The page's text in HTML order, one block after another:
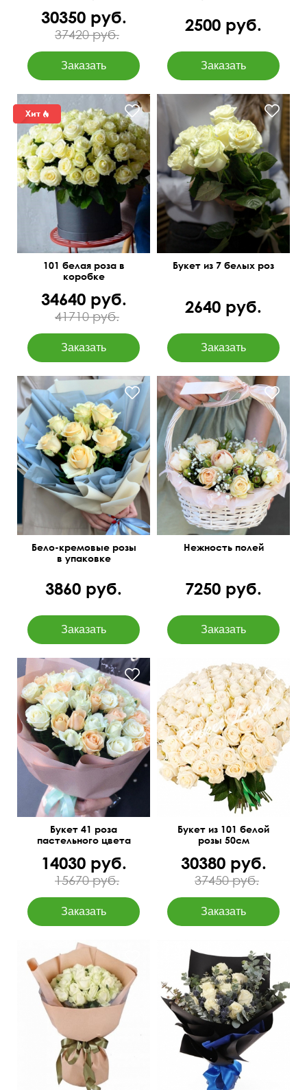
30350 руб.
37420 руб. 2500 руб.
101 белая роза в
коробке
34640 руб.
41710 руб.
Букет из 7 белых роз
2640 руб.
В пышном оформлении
Бело-кремовые розы
в упаковке
3860 руб.
Розы, гипсофила, зелень,
оазис, корзина плетёная,
бант
Нежность полей
7250 руб.
50 см 50 см
Букет 41 роза
пастельного цвета
14030 руб.
15670 руб.
Под атласную ленту
Букет из 101 белой
розы 50см
30380 руб.
37450 руб.
60 см 40 см
11 белых роз, эвкалипт
Бэби Блу, матовая пленка,
атласная лента.
55 см
45 см